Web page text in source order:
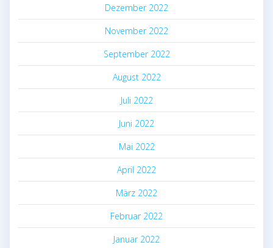
Dezember 2022
November 2022
September 2022
August 2022
Juli 2022
Juni 2022
Mai 2022
April 2022
März 2022
Februar 2022
Januar 2022